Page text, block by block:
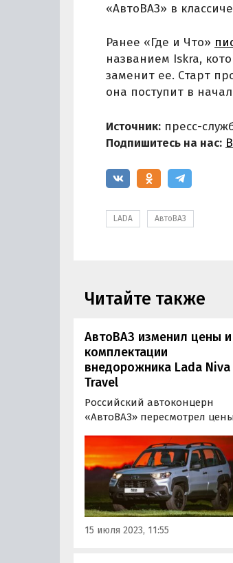
«АвтоВАЗ» в
Ранее «Где и Что»
названием Iskra,
заменит ее. Старт
она поступит в
Источник: пресс-
Подпишитесь на нас:
LADA АвтоВАЗ
Читайте также
АвтоВАЗ изменил цены и
комплектации
внедорожника Lada Niva
Travel
Российский автоконцерн
«АвтоВАЗ» пересмотрел
LADA Niva Travel. Лишившись
одной из самых дешевых
версий, в двух других он
подорожал на 5 тыс. рублей,
сообщает портал
дня».
15 июля 2023, 11:55